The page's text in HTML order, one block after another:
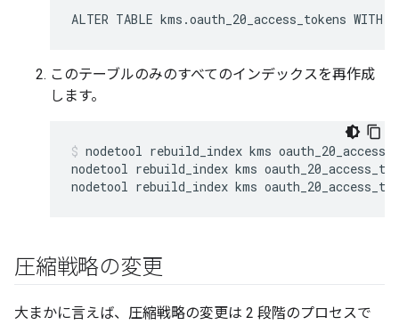
ALTER TABLE kms.oauth_20_access_tokens
このテーブルのみのすべてのインデックスを再作成
します。
nodetool rebuild_index kms
nodetool rebuild_index kms
nodetool rebuild_index kms
圧縮戦略の変更
大まかに言えば、圧縮戦略の変更は 2 段階のプロセスで